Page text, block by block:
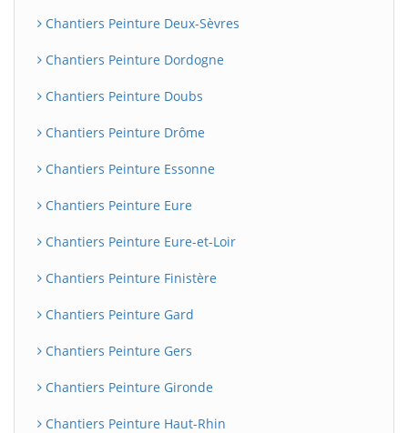
Chantiers Peinture Deux-Sèvres
Chantiers Peinture Dordogne
Chantiers Peinture Doubs
Chantiers Peinture Drôme
Chantiers Peinture Essonne
Chantiers Peinture Eure
Chantiers Peinture Eure-et-Loir
Chantiers Peinture Finistère
Chantiers Peinture Gard
Chantiers Peinture Gers
Chantiers Peinture Gironde
Chantiers Peinture Haut-Rhin